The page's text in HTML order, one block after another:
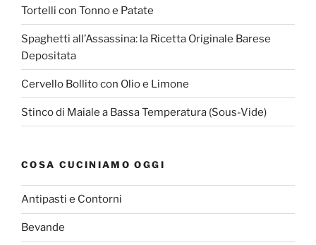
Tortelli con Tonno e Patate
Spaghetti all’Assassina: la Ricetta Originale Barese
Depositata
Cervello Bollito con Olio e Limone
Stinco di Maiale a Bassa Temperatura (Sous-Vide)
COSA CUCINIAMO OGGI
Antipasti e Contorni
Bevande